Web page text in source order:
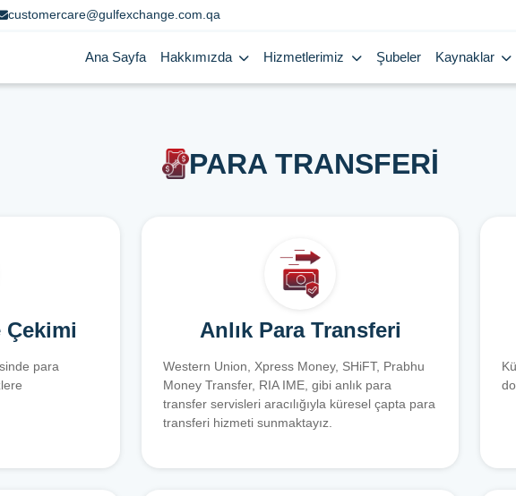
customercare@gulfexchange.com.qa
Ana Sayfa Hakkımızda Hizmetlerimiz Şubeler Kaynaklar
PARA TRANSFERİ
Çekimi
para
Anlık Para Transferi
Western Union, Xpress Money, SHiFT, Prabhu
Money Transfer, RIA IME, gibi anlık para
transfer servisleri aracılığıyla küresel çapta para
transferi hizmeti sunmaktayız.